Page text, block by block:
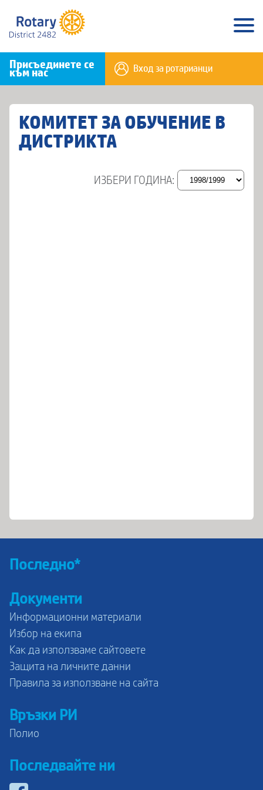
Присъединете се
към нас Вход за ротарианци
КОМИТЕТ ЗА ОБУЧЕНИЕ В
ДИСТРИКТА
ИЗБЕРИ ГОДИНА:
Последно*
Документи
Информационни материали
Избор на екипа
Как да използваме сайтовете
Защита на личните данни
Правила за използване на сайта
Връзки РИ
Полио
Последвайте ни